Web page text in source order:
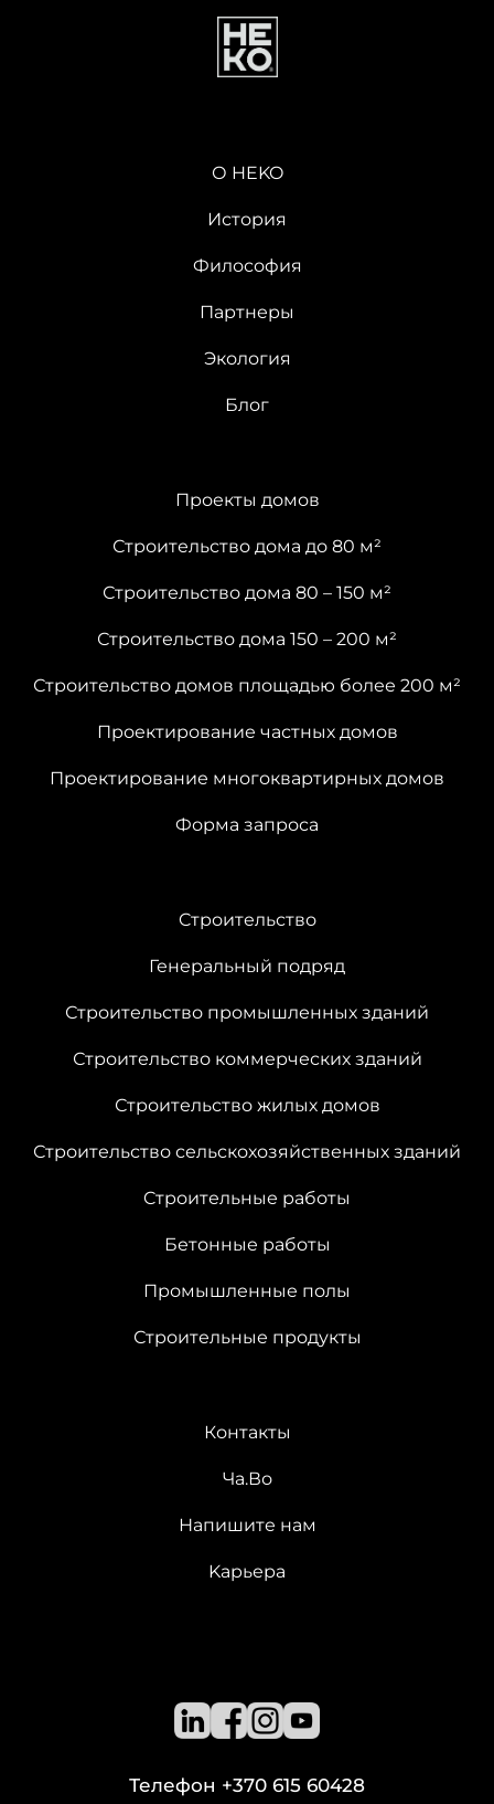
О HEKO
История
Философия
Партнеры
Экология
Блог
Проекты домов
Строительство дома до 80 м²
Строительство дома 80 – 150 м²
Строительство дома 150 – 200 м²
Строительство домов площадью более 200 м²
Проектирование частных домов
Проектирование многоквартирных домов
Форма запроса
Cтроительство
Генеральный подряд
Строительство промышленных зданий
Строительство коммерческих зданий
Строительство жилых домов
Строительство сельскохозяйственных зданий
Cтроительные работы
Бетонные работы
Промышленные полы
Строительные продукты
Контакты
Ча.Во
Напишите нам
Kарьера
Телефон +370 615 60428